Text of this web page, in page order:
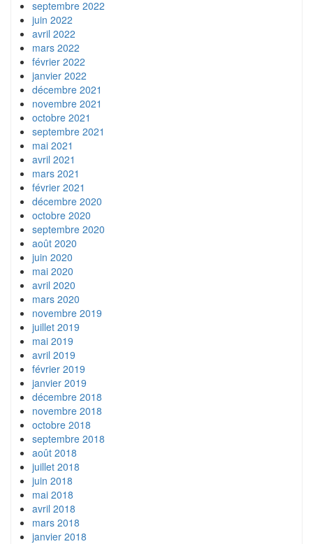
septembre 2022
juin 2022
avril 2022
mars 2022
février 2022
janvier 2022
décembre 2021
novembre 2021
octobre 2021
septembre 2021
mai 2021
avril 2021
mars 2021
février 2021
décembre 2020
octobre 2020
septembre 2020
août 2020
juin 2020
mai 2020
avril 2020
mars 2020
novembre 2019
juillet 2019
mai 2019
avril 2019
février 2019
janvier 2019
décembre 2018
novembre 2018
octobre 2018
septembre 2018
août 2018
juillet 2018
juin 2018
mai 2018
avril 2018
mars 2018
janvier 2018